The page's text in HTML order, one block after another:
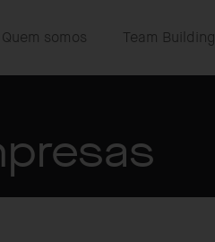
Quem somos Team Building